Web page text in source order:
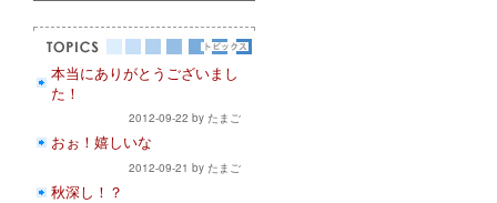
本当にありがとうございまし
た！
2012-09-22 by たまご
おぉ！嬉しいな
2012-09-21 by たまご
秋深し！？